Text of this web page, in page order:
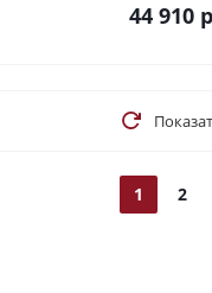
44 910
1 2